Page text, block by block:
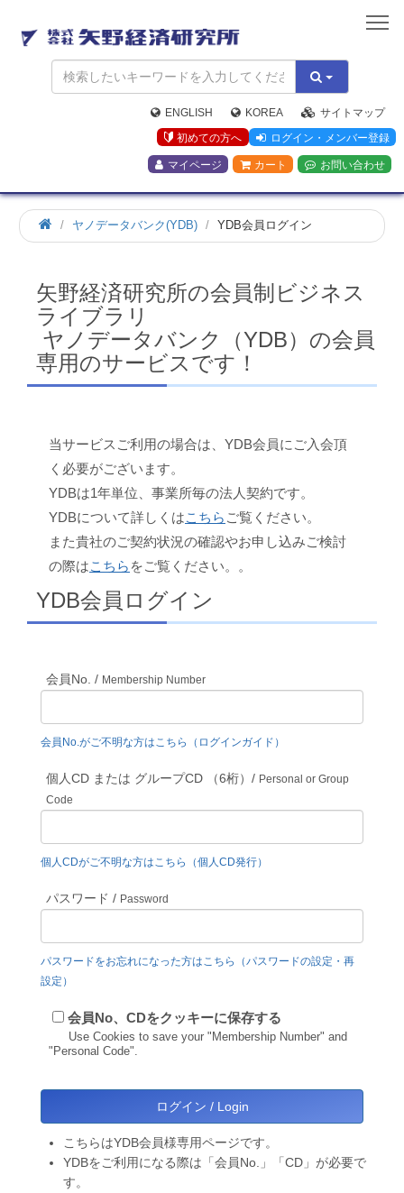
矢
野
経
済
研
究
所
ENGLISH KOREA
サイトマップ
初めての方へ
ログイン・メンバー登録
マイページ カート お問い合わせ
ホ
ー
ヤノデータバンク(YDB) YDB会員ログイン
矢野経済研究所の会員制ビジネス
ライブラリ
ヤノデータバンク（YDB）の会員
専用のサービスです！
当サービスご利用の場合は、YDB会員にご入会頂
く必要がございます。
YDBは1年単位、事業所毎の法人契約です。
YDBについて詳しくはこちら ご覧ください。
また貴社のご契約状況の確認やお申し込みご検討
の際はこちら をご覧ください。。
YDB会員ログイン
会員No. / Membership Number
会員No.がご不明な方はこちら（ログインガイド）
個人CD または グループCD （6桁）/ Personal or Group
Code
個人CDがご不明な方はこちら（個人CD発行）
パスワード / Password
パスワードをお忘れになった方はこちら（パスワードの設定・再
設定）
会員No、CDをクッキーに保存する
Use Cookies to save your "Membership Number" and
"Personal Code".
こちらはYDB会員様専用ページです。
YDBをご利用になる際は「会員No.」「CD」が必要で
す。